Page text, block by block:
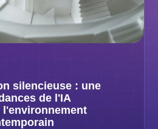
silencieuse : une
de l'IA
l'environnement